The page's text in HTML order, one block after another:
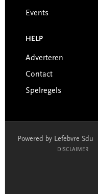
Events
HELP
Adverteren
Contact
Spelregels
Powered by Lefebvre Sdu
DISCLAIMER